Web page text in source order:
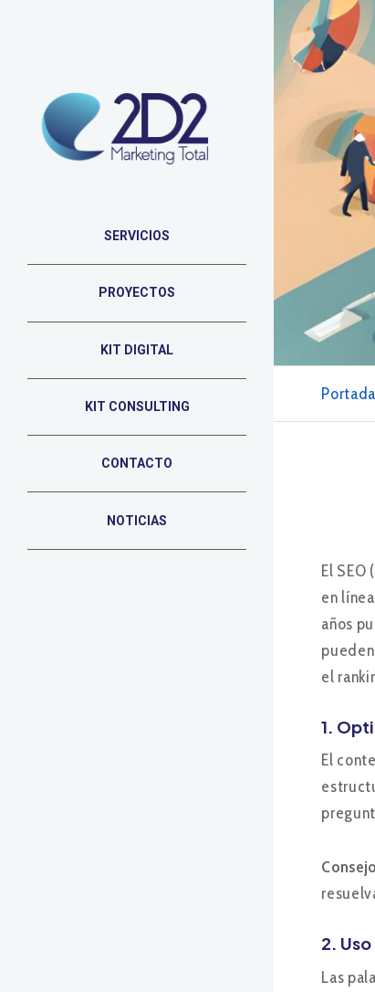
SERVICIOS
PROYECTOS
KIT DIGITAL
KIT CONSULTING
CONTACTO
NOTICIAS
Portada
El
en
años
el
1.
El
2.
Las